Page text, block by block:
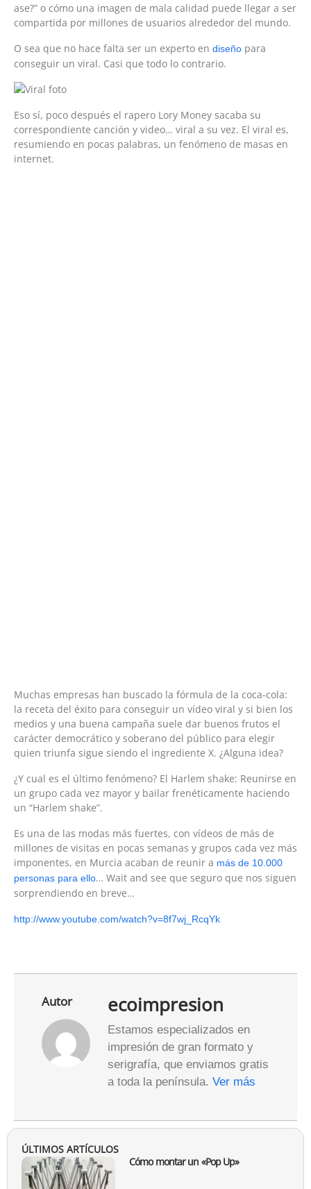
ase?” o cómo una imagen de mala calidad puede llegar a ser
compartida por millones de usuarios alrededor del mundo.
O sea que no hace falta ser un experto en diseño para
conseguir un viral. Casi que todo lo contrario.
Eso sí, poco después el rapero Lory Money sacaba su
correspondiente canción y video… viral a su vez. El viral es,
resumiendo en pocas palabras, un fenómeno de masas en
internet.
Muchas empresas han buscado la fórmula de la coca-cola:
la receta del éxito para conseguir un vídeo viral y si bien los
medios y una buena campaña suele dar buenos frutos el
carácter democrático y soberano del público para elegir
quien triunfa sigue siendo el ingrediente X. ¿Alguna idea?
¿Y cual es el último fenómeno? El Harlem shake: Reunirse en
un grupo cada vez mayor y bailar frenéticamente haciendo
un “Harlem shake”.
Es una de las modas más fuertes, con vídeos de más de
millones de visitas en pocas semanas y grupos cada vez más
imponentes, en Murcia acaban de reunir a más de 10.000
personas para ello… Wait and see que seguro que nos siguen
sorprendiendo en breve…
http://www.youtube.com/watch?v=8f7wj_RcqYk
Autor ecoimpresion
Estamos especializados en
impresión de gran formato y
serigrafía, que enviamos gratis
a toda la península. Ver más
ÚLTIMOS ARTÍCULOS
Cómo montar un «Pop Up»